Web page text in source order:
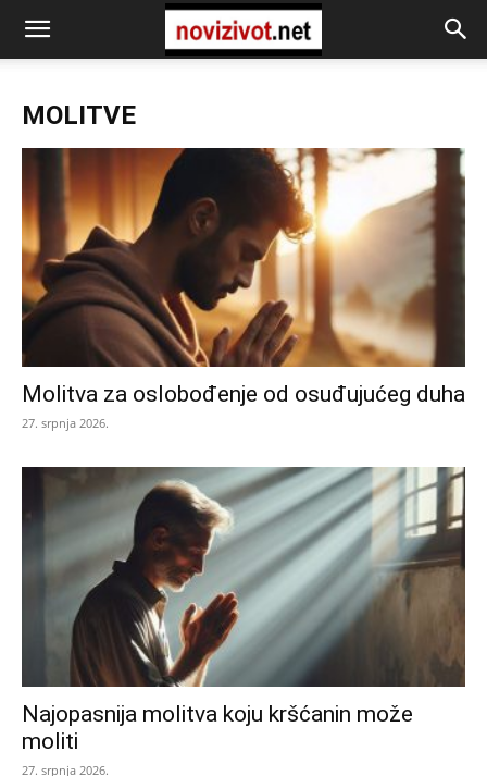
MOLITVE
Molitva za oslobođenje od osuđujućeg duha
27. srpnja 2026.
Najopasnija molitva koju kršćanin može
moliti
27. srpnja 2026.